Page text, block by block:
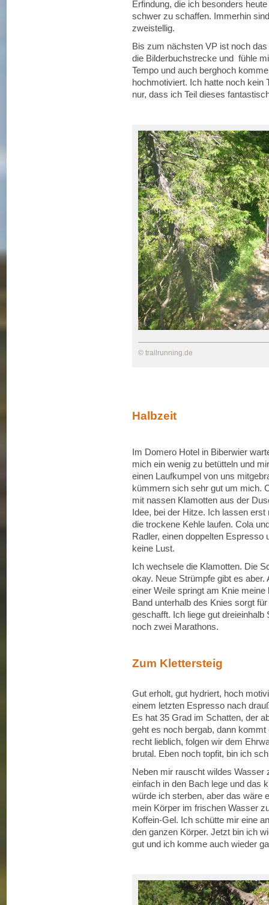
Erfindung, die ich besonders
schwer zu schaffen. Immerhin
zweistellig.
Bis zum nächsten VP ist noch
die Bilderbuchstrecke und fühle
Tempo und auch berghoch
hochmotiviert. Ich hatte noch kein
nur, dass ich Teil dieses
© trailrunning.de
Halbzeit
Im Domero Hotel in Biberwier
mich ein wenig zu betütteln und
einen Laufkumpel von uns
kümmern sich sehr gut um mich.
mit nassen Klamotten aus der
Idee, bei der Hitze. Ich lassen
die trockene Kehle laufen. Cola
Radler, einen doppelten Espresso
keine Lust.
Ich wechsele die Klamotten. Die
okay. Neue Strümpfe gibt es
einer Weile springt am Knie
Band unterhalb des Knies sorgt
geschafft. Ich liege gut
noch zwei Marathons.
Zum Klettersteig
Gut erholt, gut hydriert, hoch
einem letzten Espresso nach
Es hat 35 Grad im Schatten, der
geht es noch bergab, dann
recht lieblich, folgen wir dem
brutal. Eben noch topfit, bin ich
Neben mir rauscht wildes Wasser
einfach in den Bach lege und das
würde ich sterben, aber das wäre
mein Körper im frischen Wasser
Koffein-Gel. Ich schütte mir eine
den ganzen Körper. Jetzt bin ich
gut und ich komme auch wieder